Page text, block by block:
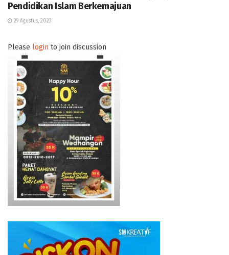
Pendidikan Islam Berkemajuan
29 Agustus, 2023
Please login to join discussion